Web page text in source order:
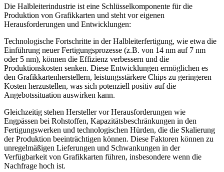
Die Halbleiterindustrie ist eine Schlüsselkomponente für die
Produktion von Grafikkarten und steht vor eigenen
Herausforderungen und Entwicklungen:
Technologische Fortschritte in der Halbleiterfertigung, wie etwa die
Einführung neuer Fertigungsprozesse (z.B. von 14 nm auf 7 nm
oder 5 nm), können die Effizienz verbessern und die
Produktionskosten senken. Diese Entwicklungen ermöglichen es
den Grafikkartenherstellern, leistungsstärkere Chips zu geringeren
Kosten herzustellen, was sich potenziell positiv auf die
Angebotssituation auswirken kann.
Gleichzeitig stehen Hersteller vor Herausforderungen wie
Engpässen bei Rohstoffen, Kapazitätsbeschränkungen in den
Fertigungswerken und technologischen Hürden, die die Skalierung
der Produktion beeinträchtigen können. Diese Faktoren können zu
unregelmäßigen Lieferungen und Schwankungen in der
Verfügbarkeit von Grafikkarten führen, insbesondere wenn die
Nachfrage hoch ist.